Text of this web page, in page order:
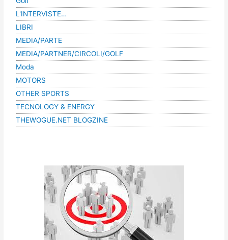
L'INTERVISTE…
LIBRI
MEDIA/PARTE
MEDIA/PARTNER/CIRCOLI/GOLF
Moda
MOTORS
OTHER SPORTS
TECNOLOGY & ENERGY
THEWOGUE.NET BLOGZINE